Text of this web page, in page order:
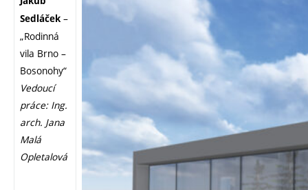
Sedláček –
„Rodinná
vila Brno –
Bosonohy“
Vedoucí
práce: Ing.
arch. Jana
Malá
Opletalová